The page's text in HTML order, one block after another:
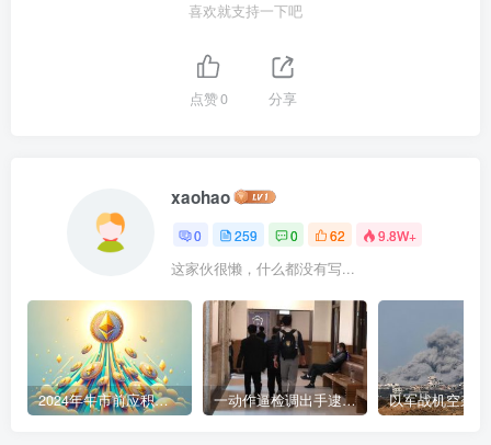
喜欢就支持一下吧
点赞0 分享
xaohao
0 259 0 62 9.8W+
这家伙很懒，什么都没有写...
2024年牛市前应积累的9种加密货币 一动作逼检调出手逮人 陈盈助暴富史起底